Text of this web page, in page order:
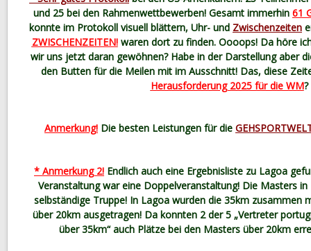
und 25 bei den Rahmenwettbewerben! Gesamt immerhin 61
konnte im Protokoll visuell blättern, Uhr- und Zwischenzeiten
ZWISCHENZEITEN!waren dort zu finden. Oooops! Da höre
wir uns jetzt daran gewöhnen? Habe in der Darstellung aber
den Butten für die Meilen mit im Ausschnitt! Das, diese
Herausforderung 2025 für die WM?
Anmerkung! Die besten Leistungen für die
* Anmerkung 2! Endlich auch eine Ergebnisliste zu Lagoa
Veranstaltung war eine Doppelveranstaltung! Die Masters
selbständige Truppe! In Lagoa wurden die 35km zusammen
über 20km ausgetragen! Da konnten 2 der 5 „Vertreter
über 35km“ auch Plätze bei den Masters über 20km